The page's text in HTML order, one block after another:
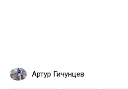
Артур Гичунцев